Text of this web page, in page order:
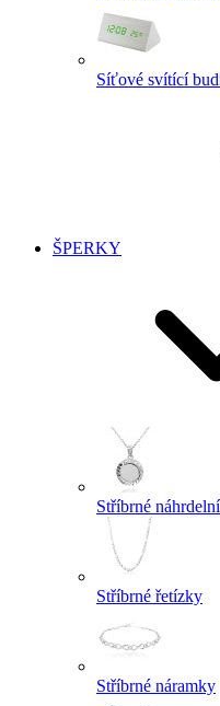
Síťové svítící
ŠPERKY
Stříbrné
Stříbrné řetízky
Stříbrné náramky